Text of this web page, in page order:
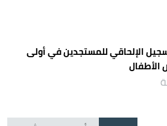
الإلحاقي للمستجدين في أولى
الأطفال